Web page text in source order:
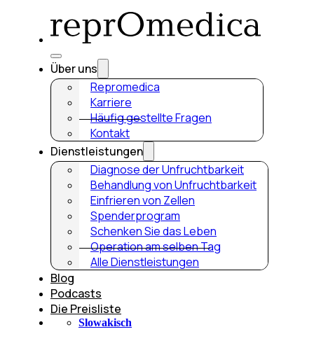
Über uns
Repromedica
Karriere
Häufig gestellte Fragen
Kontakt
Dienstleistungen
Diagnose der Unfruchtbarkeit
Behandlung von Unfruchtbarkeit
Einfrieren von Zellen
Spenderprogram
Schenken Sie das Leben
Operation am selben Tag
Alle Dienstleistungen
Blog
Podcasts
Die Preisliste
Slowakisch